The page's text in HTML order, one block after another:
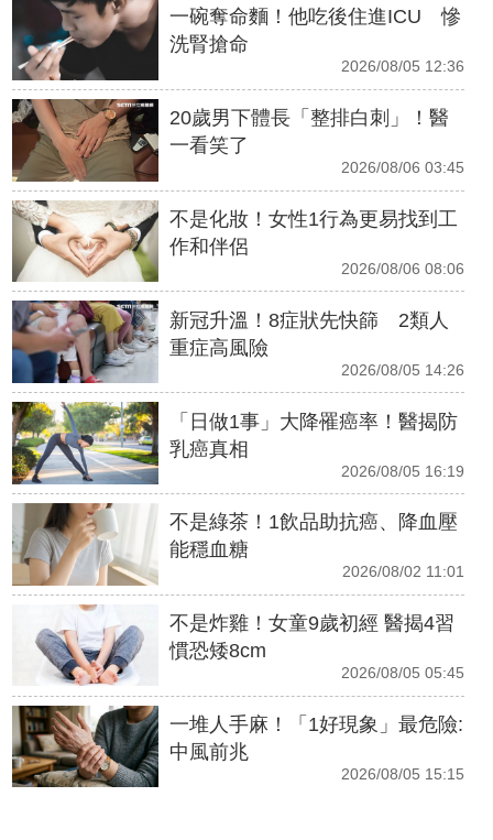
一碗奪命麵！他吃後住進ICU 慘
洗腎搶命
2026/08/05 12:36
20歲男下體長「整排白刺」！醫
一看笑了
2026/08/06 03:45
不是化妝！女性1行為更易找到工
作和伴侶
2026/08/06 08:06
新冠升溫！8症狀先快篩 2類人
重症高風險
2026/08/05 14:26
「日做1事」大降罹癌率！醫揭防
乳癌真相
2026/08/05 16:19
不是綠茶！1飲品助抗癌、降血壓
能穩血糖
2026/08/02 11:01
不是炸雞！女童9歲初經 醫揭4習
慣恐矮8cm
2026/08/05 05:45
一堆人手麻！「1好現象」最危險:
中風前兆
2026/08/05 15:15